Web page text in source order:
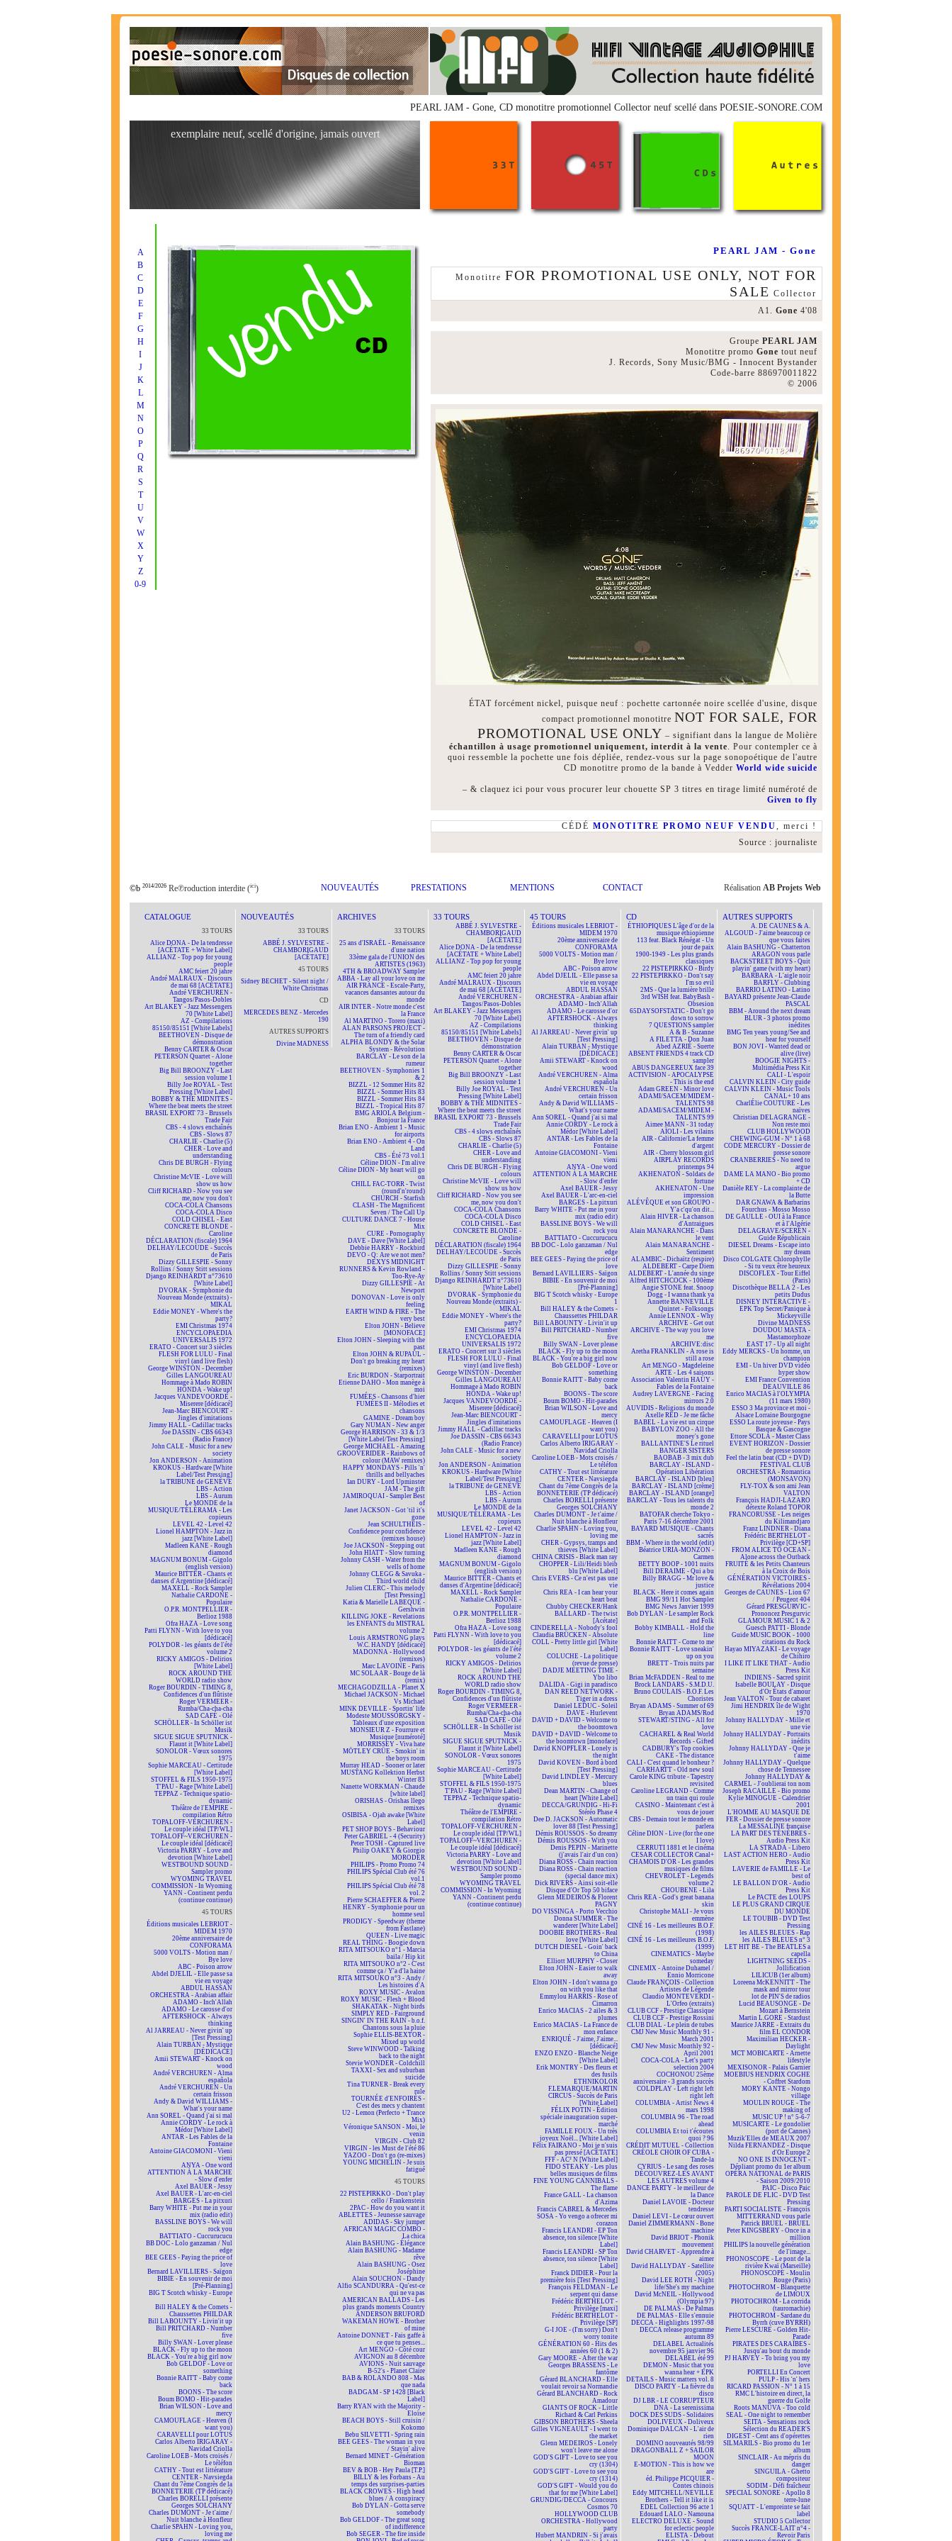
PEARL JAM - Gone, CD monotitre promotionnel Collector neuf scellé dans POESIE-SONORE.COM
exemplaire neuf, scellé d'origine, jamais ouvert
A
B
C
D
E
F
G
H
I
J
K
L
M
N
O
P
Q
R
S
T
U
V
W
X
Y
Z
0-9
PEARL JAM - Gone
Monotitre FOR PROMOTIONAL USE ONLY, NOT FOR
SALE Collector
A1. Gone 4'08
Groupe PEARL JAM
Monotitre promo Gone tout neuf
J. Records, Sony Music/BMG - Innocent Bystander
Code-barre 886970011822
© 2006
ÉTAT forcément nickel, puisque neuf : pochette cartonnée noire scellée d'usine, disque
compact promotionnel monotitre NOT FOR SALE, FOR
PROMOTIONAL USE ONLY – signifiant dans la langue de Molière
échantillon à usage promotionnel uniquement, interdit à la vente. Pour contempler ce à
quoi ressemble la pochette une fois dépliée, rendez-vous sur la page sonopoétique de l'autre
CD monotitre promo de la bande à Vedder World wide suicide
– & claquez ici pour vous procurer leur chouette SP 3 titres en tirage limité numéroté de
Given to fly
CÉDÉ MONOTITRE PROMO NEUF VENDU, merci !
Source : journaliste
©b 2014/2026 Re℗roduction interdite (ici) NOUVEAUTÉS PRESTATIONS MENTIONS CONTACT Réalisation AB Projets Web
CATALOGUE
33 TOURS
Alice DONA - De la tendresse
[ACÉTATE + White Label]
ALLIANZ - Top pop for young
people
AMC feiert 20 jahre
André MALRAUX - Discours
de mai 68 [ACÉTATE]
André VERCHUREN -
Tangos/Pasos-Dobles
Art BLAKEY - Jazz Messengers
70 [White Label]
AZ - Compilations
85150/85151 [White Labels]
BEETHOVEN - Disque de
démonstration
Benny CARTER & Oscar
PETERSON Quartet - Alone
together
Big Bill BROONZY - Last
session volume 1
Billy Joe ROYAL - Test
Pressing [White Label]
BOBBY & THE MIDNITES -
Where the beat meets the street
BRASIL EXPORT 73 - Brussels
Trade Fair
CBS - 4 slows enchaînés
CBS - Slows 87
CHARLIE - Charlie (5)
CHER - Love and
understanding
Chris DE BURGH - Flying
colours
Christine McVIE - Love will
show us how
Cliff RICHARD - Now you see
me, now you don't
COCA-COLA Chansons
COCA-COLA Disco
COLD CHISEL - East
CONCRETE BLONDE -
Caroline
DÉCLARATION (fiscale) 1964
DELHAY/LECOUDE - Succès
de Paris
Dizzy GILLESPIE - Sonny
Rollins / Sonny Stitt sessions
Django REINHARDT n°73610
[White Label]
DVORAK - Symphonie du
Nouveau Monde (extraits) -
MIKAL
Eddie MONEY - Where's the
party?
EMI Christmas 1974
ENCYCLOPAEDIA
UNIVERSALIS 1972
ERATO - Concert sur 3 siècles
FLESH FOR LULU - Final
vinyl (and live flesh)
George WINSTON - December
Gilles LANGOUREAU
Hommage à Mado ROBIN
HONDA - Wake up!
Jacques VANDEVOORDE -
Miserere [dédicacé]
Jean-Marc BIENCOURT -
Jingles d'imitations
Jimmy HALL - Cadillac tracks
Joe DASSIN - CBS 66343
(Radio France)
John CALE - Music for a new
society
Jon ANDERSON - Animation
KROKUS - Hardware [White
Label/Test Pressing]
la TRIBUNE de GENÈVE
LBS - Action
LBS - Aurum
Le MONDE de la
MUSIQUE/TÉLÉRAMA - Les
copieurs
LEVEL 42 - Level 42
Lionel HAMPTON - Jazz in
jazz [White Label]
Madleen KANE - Rough
diamond
MAGNUM BONUM - Gigolo
(english version)
Maurice BITTER - Chants et
danses d'Argentine [dédicacé]
MAXELL - Rock Sampler
Nathalie CARDONE -
Populaire
O.P.R. MONTPELLIER -
Berlioz 1988
Ofra HAZA - Love song
Patti FLYNN - With love to you
[dédicacé]
POLYDOR - les géants de l'été
volume 2
RICKY AMIGOS - Delirios
[White Label]
ROCK AROUND THE
WORLD radio show
Roger BOURDIN - TIMING 8,
Confidences d'un flûtiste
Roger VERMEER -
Rumba/Cha-cha-cha
SAD CAFÉ - Olé
SCHÖLLER - In Schöller ist
Musik
SIGUE SIGUE SPUTNICK -
Flaunt it [White Label]
SONOLOR - Vœux sonores
1975
Sophie MARCEAU - Certitude
[White Label]
STOFFEL & FILS 1950-1975
T'PAU - Rage [White Label]
TEPPAZ - Technique spatio-
dynamic
Théâtre de l'EMPIRE -
compilation Rétro
TOPALOFF-VERCHUREN -
Le couple idéal [TP/WL]
TOPALOFF~VERCHUREN -
Le couple idéal [dédicacé]
Victoria PARRY - Love and
devotion [White Label]
WESTBOUND SOUND -
Sampler promo
WYOMING TRAVEL
COMMISSION - In Wyoming
YANN - Continent perdu
(continue continue)
45 TOURS
Éditions musicales LEBRIOT -
MIDEM 1970
20ème anniversaire de
CONFORAMA
5000 VOLTS - Motion man /
Bye love
ABC - Poison arrow
Abdel DJELIL - Elle passe sa
vie en voyage
ABDUL HASSAN
ORCHESTRA - Arabian affair
ADAMO - Inch'Allah
ADAMO - Le carosse d'or
AFTERSHOCK - Always
thinking
Al JARREAU - Never givin' up
[Test Pressing]
Alain TURBAN - Mystique
[DÉDICACÉ]
Amii STEWART - Knock on
wood
André VERCHUREN - Alma
española
André VERCHUREN - Un
certain frisson
Andy & David WILLIAMS -
What's your name
Ann SOREL - Quand j'ai si mal
Annie CORDY - Le rock à
Médor [White Label]
ANTAR - Les Fables de la
Fontaine
Antoine GIACOMONI - Vieni
vieni
ANYA - One word
ATTENTION À LA MARCHE
- Slow d'enfer
Axel BAUER - Jessy
Axel BAUER - L'arc-en-ciel
BARGES - La pitxuri
Barry WHITE - Put me in your
mix (radio edit)
BASSLINE BOYS - We will
rock you
BATTIATO - Cuccurucucu
BB DOC - Lolo ganzaman / Nul
edge
BEE GEES - Paying the price of
love
Bernard LAVILLIERS - Saïgon
BIBIE - En souvenir de moi
[Pré-Planning]
BIG T Scotch whisky - Europe
1
Bill HALEY & the Comets -
Chaussettes PHILDAR
Bill LABOUNTY - Livin'it up
Bill PRITCHARD - Number
five
Billy SWAN - Lover please
BLACK - Fly up to the moon
BLACK - You're a big girl now
Bob GELDOF - Love or
something
Bonnie RAITT - Baby come
back
BOONS - The score
Boum BOMO - Hit-parades
Brian WILSON - Love and
mercy
CAMOUFLAGE - Heaven (I
want you)
CARAVELLI pour LOTUS
Carlos Alberto IRIGARAY -
Navidad Criolla
Caroline LOEB - Mots croisés /
Le téléfon
CATHY - Tout est littérature
CENTER - Navsiegda
Chant du 7ème Congrès de la
BONNETERIE (TP dédicacé)
Charles BORELLI présente
Georges SOLCHANY
Charles DUMONT - Je t'aime /
Nuit blanche à Honfleur
Charlie SPAHN - Loving you,
loving me
NOUVEAUTÉS
33 TOURS
ABBÉ J. SYLVESTRE -
CHAMBORIGAUD
[ACÉTATE]
45 TOURS
Sidney BECHET - Silent night /
White Christmas
CD
MERCEDES BENZ - Mercedes
190
AUTRES SUPPORTS
Divine MADNESS
ARCHIVES
33 TOURS
25 ans d'ISRAËL - Renaissance
d'une nation
33ème gala de l'UNION des
ARTISTES (1963)
4TH & BROADWAY Sampler
ABBA - Lay all your love on me
AIR FRANCE - Escale-Party,
vacances dansantes autour du
monde
AIR INTER - Notre monde c'est
la France
Al MARTINO - Torero (maxi)
ALAN PARSONS PROJECT -
The turn of a friendly card
ALPHA BLONDY & the Solar
System - Révolution
BARCLAY - Le son de la
rumeur
BEETHOVEN - Symphonies 1
& 2
BIZZL - 12 Sommer Hits 82
BIZZL - Sommer Hits 83
BIZZL - Sommer Hits 84
BIZZL - Tropical Hits 87
BMG ARIOLA Belgium -
Bonjour la France
Brian ENO - Ambient 1 - Music
for airports
Brian ENO - Ambient 4 - On
Land
CBS - Été 73 vol.1
Céline DION - I'm alive
Céline DION - My heart will go
on
CHILL FAC-TORR - Twist
(round'n'round)
CHURCH - Starfish
CLASH - The Magnificent
Seven / The Call Up
CULTURE DANCE 7 - House
Mix
CURE - Pornography
DAVE - Dave [White Label]
Debbie HARRY - Rockbird
DEVO - Q: Are we not men?
DEXYS MIDNIGHT
RUNNERS & Kevin Rowland -
Too-Rye-Ay
Dizzy GILLESPIE - At
Newport
DONOVAN - Love is only
feeling
EARTH WIND & FIRE - The
very best
Elton JOHN - Believe
[MONOFACE]
Elton JOHN - Sleeping with the
past
Elton JOHN & RUPAUL -
Don't go breaking my heart
(remixes)
Eric BURDON - Starportrait
Etienne DAHO - Mon manège à
moi
FUMÉES - Chansons d'hier
FUMÉES II - Mélodies et
chansons
GAMINE - Dream boy
Gary NUMAN - New anger
George HARRISON - 33 & 1/3
[White Label/Test Pressing]
George MICHAEL - Amazing
GROOVERIDER - Rainbows of
colour (MAW remixes)
HAPPY MONDAYS - Pills 'n'
thrills and bellyaches
Ian DURY - Lord Upminster
JAM - The gift
JAMIROQUAI - Sampler Best
of
Janet JACKSON - Got 'til it's
gone
Jean SCHULTHEIS -
Confidence pour confidence
(remixes house)
Joe JACKSON - Stepping out
John HIATT - Slow turning
Johnny CASH - Water from the
wells of home
Johnny CLEGG & Savuka -
Third world child
Julien CLERC - This melody
[Test Pressing]
Katia & Marielle LABEQUE -
Gershwin
KILLING JOKE - Revelations
les ENFANTS du MISTRAL
volume 2
Louis ARMSTRONG plays
W.C. HANDY [dédicacé]
MADONNA - Hollywood
(remixes)
Marc LAVOINE - Paris
MC SOLAAR - Bouge de là
(remix)
MECHAGODZILLA - Planet X
Michael JACKSON - Michael
Vs Michael
MINK DEVILLE - Sportin' life
Modeste MOUSSORGSKY -
Tableaux d'une exposition
MONSIEUR Z - Fourrure et
Musique [numéroté]
MORRISSEY - Viva hate
MÖTLEY CRÜE - Smokin' in
the boys room
Murray HEAD - Sooner or later
MUSTANG Kollektion Herbst
Winter 83
Nanette WORKMAN - Chaude
[white label]
ORISHAS - Orishas llego
remixes
OSIBISA - Ojah awake [White
Label]
PET SHOP BOYS - Behaviour
Peter GABRIEL - 4 (Security)
Peter TOSH - Captured live
Philip OAKEY & Giorgio
MORODER
PHILIPS - Promo Promo 74
PHILIPS Spécial Club été 76
vol.1
PHILIPS Spécial Club été 78
vol. 2
Pierre SCHAEFFER & Pierre
HENRY - Symphonie pour un
homme seul
PRODIGY - Speedway (theme
from Fastlane)
QUEEN - Live magic
REAL THING - Boogie down
RITA MITSOUKO n°1 - Marcia
baila / Hip kit
RITA MITSOUKO n°2 - C'est
comme ça / Y'a d'la haine
RITA MITSOUKO n°3 - Andy /
Les histoires d'A
ROXY MUSIC - Avalon
ROXY MUSIC - Flesh + Blood
SHAKATAK - Night birds
SIMPLY RED - Fairground
SINGIN' IN THE RAIN - b.o.f.
Chantons sous la pluie
Sophie ELLIS-BEXTOR -
Mixed up world
Steve WINWOOD - Talking
back to the night
Stevie WONDER - Coldchill
TAXXI - Sex and suburban
suicide
Tina TURNER - Break every
rule
TOURNÉE d'ENFOIRÉS -
C'est des mecs y chantent
U2 - Lemon (Perfecto + Trance
Mix)
Véronique SANSON - Moi, le
venin
VIRGIN - Club 82
VIRGIN - les Must de l'été 86
YAZOO - Don't go (re-mixes)
YOUNG MICHELIN - Je suis
fatigué
45 TOURS
22 PISTEPIRKKO - Don't play
cello / Frankenstein
2PAC - How do you want it
ABLETTES - Jeunesse sauvage
ADIDAS - Sky jumper
AFRICAN MAGIC COMBO -
La chica
Alain BASHUNG - Élégance
Alain BASHUNG - Madame
rêve
Alain BASHUNG - Osez
Joséphine
Alain SOUCHON - Dandy
Alfio SCANDURRA - Qu'est-ce
qui ne va pas
AMERICAN BALLADS - Les
plus grands moments Country
ANDERSON BRUFORD
WAKEMAN HOWE - Brother
of mine
Antoine DONNET - Fais gaffe à
ce que tu penses...
Art MENGO - Côté cour
AVIGNON au 8 décembre
AVIONS - Nuit sauvage
B-52's - Planet Claire
BAB & ROLANDO 808 - Mas
que nada
BADGAM - SP 1428 [Black
Label]
Barry RYAN with the Majority -
Eloïse
BEACH BOYS - Still cruisin /
Kokomo
Bebu SILVETTI - Spring rain
BEE GEES - The woman in you
/ Stayin' alive
Bernard MINET - Génération
Bioman
BEV & BOB - Hey Paula [T.P.]
BILLY & les Forbans - Au
temps des surprises-parties
BLACK CROWES - High head
blues / A conspiracy
Bob DYLAN - Gotta serve
somebody
Bob GELDOF - The great song
of indifference
Bob SEGER - The fire inside
33 TOURS
ABBÉ J. SYLVESTRE -
CHAMBORIGAUD
[ACÉTATE]
Alice DONA - De la tendresse
[ACÉTATE + White Label]
ALLIANZ - Top pop for young
people
AMC feiert 20 jahre
André MALRAUX - Discours
de mai 68 [ACÉTATE]
André VERCHUREN -
Tangos/Pasos-Dobles
Art BLAKEY - Jazz Messengers
70 [White Label]
AZ - Compilations
85150/85151 [White Labels]
BEETHOVEN - Disque de
démonstration
Benny CARTER & Oscar
PETERSON Quartet - Alone
together
Big Bill BROONZY - Last
session volume 1
Billy Joe ROYAL - Test
Pressing [White Label]
BOBBY & THE MIDNITES -
Where the beat meets the street
BRASIL EXPORT 73 - Brussels
Trade Fair
CBS - 4 slows enchaînés
CBS - Slows 87
CHARLIE - Charlie (5)
CHER - Love and
understanding
Chris DE BURGH - Flying
colours
Christine McVIE - Love will
show us how
Cliff RICHARD - Now you see
me, now you don't
COCA-COLA Chansons
COCA-COLA Disco
COLD CHISEL - East
CONCRETE BLONDE -
Caroline
DÉCLARATION (fiscale) 1964
DELHAY/LECOUDE - Succès
de Paris
Dizzy GILLESPIE - Sonny
Rollins / Sonny Stitt sessions
Django REINHARDT n°73610
[White Label]
DVORAK - Symphonie du
Nouveau Monde (extraits) -
MIKAL
Eddie MONEY - Where's the
party?
EMI Christmas 1974
ENCYCLOPAEDIA
UNIVERSALIS 1972
ERATO - Concert sur 3 siècles
FLESH FOR LULU - Final
vinyl (and live flesh)
George WINSTON - December
Gilles LANGOUREAU
Hommage à Mado ROBIN
HONDA - Wake up!
Jacques VANDEVOORDE -
Miserere [dédicacé]
Jean-Marc BIENCOURT -
Jingles d'imitations
Jimmy HALL - Cadillac tracks
Joe DASSIN - CBS 66343
(Radio France)
John CALE - Music for a new
society
Jon ANDERSON - Animation
KROKUS - Hardware [White
Label/Test Pressing]
la TRIBUNE de GENÈVE
LBS - Action
LBS - Aurum
Le MONDE de la
MUSIQUE/TÉLÉRAMA - Les
copieurs
LEVEL 42 - Level 42
Lionel HAMPTON - Jazz in
jazz [White Label]
Madleen KANE - Rough
diamond
MAGNUM BONUM - Gigolo
(english version)
Maurice BITTER - Chants et
danses d'Argentine [dédicacé]
MAXELL - Rock Sampler
Nathalie CARDONE -
Populaire
O.P.R. MONTPELLIER -
Berlioz 1988
Ofra HAZA - Love song
Patti FLYNN - With love to you
[dédicacé]
POLYDOR - les géants de l'été
volume 2
RICKY AMIGOS - Delirios
[White Label]
ROCK AROUND THE
WORLD radio show
Roger BOURDIN - TIMING 8,
Confidences d'un flûtiste
Roger VERMEER -
Rumba/Cha-cha-cha
SAD CAFÉ - Olé
SCHÖLLER - In Schöller ist
Musik
SIGUE SIGUE SPUTNICK -
Flaunt it [White Label]
SONOLOR - Vœux sonores
1975
Sophie MARCEAU - Certitude
[White Label]
STOFFEL & FILS 1950-1975
T'PAU - Rage [White Label]
TEPPAZ - Technique spatio-
dynamic
Théâtre de l'EMPIRE -
compilation Rétro
TOPALOFF-VERCHUREN -
Le couple idéal [TP/WL]
TOPALOFF~VERCHUREN -
Le couple idéal [dédicacé]
Victoria PARRY - Love and
devotion [White Label]
WESTBOUND SOUND -
Sampler promo
WYOMING TRAVEL
COMMISSION - In Wyoming
YANN - Continent perdu
(continue continue)
45 TOURS
Éditions musicales LEBRIOT -
MIDEM 1970
20ème anniversaire de
CONFORAMA
5000 VOLTS - Motion man /
Bye love
ABC - Poison arrow
Abdel DJELIL - Elle passe sa
vie en voyage
ABDUL HASSAN
ORCHESTRA - Arabian affair
ADAMO - Inch'Allah
ADAMO - Le carosse d'or
AFTERSHOCK - Always
thinking
Al JARREAU - Never givin' up
[Test Pressing]
Alain TURBAN - Mystique
[DÉDICACÉ]
Amii STEWART - Knock on
wood
André VERCHUREN - Alma
española
André VERCHUREN - Un
certain frisson
Andy & David WILLIAMS -
What's your name
Ann SOREL - Quand j'ai si mal
Annie CORDY - Le rock à
Médor [White Label]
ANTAR - Les Fables de la
Fontaine
Antoine GIACOMONI - Vieni
vieni
ANYA - One word
ATTENTION À LA MARCHE
- Slow d'enfer
Axel BAUER - Jessy
Axel BAUER - L'arc-en-ciel
BARGES - La pitxuri
Barry WHITE - Put me in your
mix (radio edit)
BASSLINE BOYS - We will
rock you
BATTIATO - Cuccurucucu
BB DOC - Lolo ganzaman / Nul
edge
BEE GEES - Paying the price of
love
Bernard LAVILLIERS - Saïgon
BIBIE - En souvenir de moi
[Pré-Planning]
BIG T Scotch whisky - Europe
1
Bill HALEY & the Comets -
Chaussettes PHILDAR
Bill LABOUNTY - Livin'it up
Bill PRITCHARD - Number
five
Billy SWAN - Lover please
BLACK - Fly up to the moon
BLACK - You're a big girl now
Bob GELDOF - Love or
something
Bonnie RAITT - Baby come
back
BOONS - The score
Boum BOMO - Hit-parades
Brian WILSON - Love and
mercy
CAMOUFLAGE - Heaven (I
want you)
CARAVELLI pour LOTUS
Carlos Alberto IRIGARAY -
Navidad Criolla
Caroline LOEB - Mots croisés /
Le téléfon
CATHY - Tout est littérature
CENTER - Navsiegda
Chant du 7ème Congrès de la
BONNETERIE (TP dédicacé)
Charles BORELLI présente
Georges SOLCHANY
Charles DUMONT - Je t'aime /
Nuit blanche à Honfleur
Charlie SPAHN - Loving you,
loving me
CHER - Gypsys, tramps and
thieves [White Label]
CHINA CRISIS - Black man ray
CHOPPER - Lili/Heidi bleib
blu [White Label]
Chris EVERS - Ce n'est pas une
vie
Chris REA - I can hear your
heart beat
Chubby CHECKER/Hank
BALLARD - The twist
[Acétate]
CINDERELLA - Nobody's fool
Claudia BRÜCKEN - Absolute
COLL - Pretty little girl [White
Label]
COLUCHE - La politique
(revue de presse)
DADJE MEETING TIME -
Ybo libo
DALIDA - Gigi in paradisco
DAN REED NETWORK -
Tiger in a dress
Daniel LEDUC - Soleil
DAVE - Hurlevent
DAVID + DAVID - Welcome to
the boomtown
DAVID + DAVID - Welcome to
the boomtown [monoface]
David KNOPFLER - Lonely is
the night
David KOVEN - Bord à bord
[Test Pressing]
David LINDLEY - Mercury
blues
Dean MARTIN - Change of
heart [White Label]
DECCA/GRUNDIG - Hi-Fi
Stéréo Phase 4
Dee D. JACKSON - Automatic
lover 88 [Test Pressing]
Démis ROUSSOS - So dreamy
Démis ROUSSOS - With you
Denis PEPIN - Marinette
(j'avais l'air d'un con)
Diana ROSS - Chain reaction
Diana ROSS - Chain reaction
(special dance mix)
Dick RIVERS - Ainsi soit-elle
Disque d'Or Top 50 biface
Glenn MEDEIROS & Florent
PAGNY
DO VISSINGA - Porto Vecchio
Donna SUMMER - The
wanderer [White Label]
DOOBIE BROTHERS - Real
love [White Label]
DUTCH DIESEL - Goin' back
to China
Elliott MURPHY - Closer
Elton JOHN - Easier to walk
away
Elton JOHN - I don't wanna go
on with you like that
Emmylou HARRIS - Rose of
Cimarron
Enrico MACIAS - 2 ailes & 3
plumes
Enrico MACIAS - La France de
mon enfance
ENRIQUÉ - J'aime, J'aime...
[dédicacé]
ENZO ENZO - Blanche Neige
[White Label]
Erik MONTRY - Des fleurs et
des fusils
ETHNIKOLOR
F.LEMARQUE/MARTIN
CIRCUS - Succès de Paris
[White Label]
FÉLIX POTIN - Édition
spéciale inauguration super-
marché
FAMILLE FOUX - Un très
joyeux Noël... [White Label]
Félix FAIRANO - Moi je n'suis
pas pressé [ACÉTATE]
FFF - AC² N [White Label]
FIDO STEAKY - Les plus
belles musiques de films
FINE YOUNG CANNIBALS -
The flame
France GALL - La chanson
d'Azima
Francis CABREL & Mercedes
SOSA - Yo vengo a ofrecer mi
corazon
Francis LEANDRI - EP Ton
absence, ton silence [White
Label]
Francis LEANDRI - SP Ton
absence, ton silence [White
Label]
Franck DIDIER - Pour la
première fois [Test Pressing]
François FELDMAN - Le
serpent qui danse
Frédéric BERTHELOT -
Privilège [maxi]
Frédéric BERTHELOT -
Privilège [SP]
G-I JOE - (I'm sorry) Don't
worry tonite
GÉNÉRATION 60 - Hits des
années 60 (1 & 2)
Gary MOORE - After the war
Georges BRASSENS - Le
fantôme
Gérard BLANCHARD - Elle
voulait revoir sa Normandie
Gérard BLANCHARD - Rock
Amadour
GIANTS OF ROCK - Little
Richard & Carl Perkins
GIBSON BROTHERS - Sheela
Gilles VIGNEAULT - I went to
the market
Glenn MEDEIROS - Lonely
won't leave me alone
GOD'S GIFT - Love to see you
cry (1304)
GOD'S GIFT - Love to see you
cry (1314)
GOD'S GIFT - Would you do
that for me [White Label]
GRUNDIG/DECCA - Concours
Cosmos 70
HOLLYWOOD CLUB
ORCHESTRA - Hollywood
party
Hubert MANDRIN - Si j'avais
CD
ÉTHIOPIQUES L'âge d'or de la
musique éthiopienne
113 feat. Black Rénégat - Un
jour de paix
1900-1949 - Les plus grands
classiques
22 PISTEPIRKKO - Birdy
22 PISTEPIRKKO - Don't say
I'm so evil
2MS - Que la lumière brille
3rd WISH feat. BabyBash -
Obsesion
65DAYSOFSTATIC - Don't go
down to sorrow
7 QUESTIONS sampler
A & B - Suzanne
A FILETTA - Don Juan
Abed AZRIÉ - Suerte
ABSENT FRIENDS 4 track CD
sampler
ABUS DANGEREUX face 39
ACTIVISION - APOCALYPSE
- This is the end
Adam GREEN - Minor love
ADAMI/SACEM/MIDEM -
TALENTS 98
ADAMI/SACEM/MIDEM -
TALENTS 99
Aimee MANN - 31 today
AÏOLI - Les vilains
AIR - Californie/La femme
d'argent
AIR - Cherry blossom girl
AIRPLAY RECORDS
printemps 94
AKHENATON - Soldats de
fortune
AKHENATON - Une
impression
ALÉVÊQUE et son GROUPO -
Y'a c'qu'on dit...
Alain HIVER - La chanson
d'Antraigues
Alain MANARANCHE - Dans
le vent
Alain MANARANCHE -
Sentiment
ALAMBIC - Dichaïtz (respire)
ALDEBERT - Carpe Diem
ALDEBERT - L'année du singe
Alfred HITCHCOCK - 100ème
Angie STONE feat. Snoop
Dogg - I wanna thank ya
Annette BANNEVILLE
Quintet - Folksongs
Annie LENNOX - Why
ARCHIVE - Get out
ARCHIVE - The way you love
me
ARCHIVE:disc
Aretha FRANKLIN - A rose is
still a rose
Art MENGO - Magdeleine
ARTE - Les 4 saisons
Association Valentin HAÜY -
Fables de la Fontaine
Audrey LAVERGNE - Facing
mirrors 2.0
AUVIDIS - Religions du monde
Axelle RED - Je me fâche
BABEL - La vie est un cirque
BABYLON ZOO - All the
money's gone
BALLANTINE'S Le rituel
BANGER SISTERS
BAOBAB - 3 mix dub
BARCLAY - ISLAND -
Opération Libération
BARCLAY - ISLAND [bleu]
BARCLAY - ISLAND [crème]
BARCLAY - ISLAND [orange]
BARCLAY - Tous les talents du
monde 2
BATOFAR cherche Tokyo -
Paris 7-16 décembre 2001
BAYARD MUSIQUE - Chants
sacrés
BBM - Where in the world (edit)
Béatrice URIA-MONZON -
Carmen
BETTY BOOP - 1001 nuits
Bill DERAIME - Qui a bu
Billy BRAGG - Mr love &
justice
BLACK - Here it comes again
BMG 99/11 Hot Sampler
BMG News Janvier 1999
Bob DYLAN - Le sampler Rock
and Folk
Bobby KIMBALL - Hold the
line
Bonnie RAITT - Come to me
Bonnie RAITT - Love sneakin'
up on you
BRETT - Trois nuits par
semaine
Brian McFADDEN - Real to me
Brock LANDARS - S.M.D.U.
Bruno COULAIS - B.O.F. Les
Choristes
Bryan ADAMS - Summer of 69
Bryan ADAMS/Rod
STEWART/STING - All for
love
CACHAREL & Real World
Records - Gifted
CADBURY's Top cookies
CAKE - The distance
CALI - C'est quand le bonheur ?
CARHARTT - Old new soul
Carole KING tribute - Tapestry
revisited
Caroline LEGRAND - Comme
un train qui roule
CASINO - Maintenant c'est à
vous de jouer
CBS - Demain tout le monde en
parlera
Céline DION - Live (for the one
I love)
CERRUTI 1881 et le cinéma
CESAR COLLECTOR Canal+
CHAMOIS D'OR - Les grandes
musiques de films
CHEVROLET - Legends
volume 2
CHOUBENE - Lila
Chris REA - God's great banana
skin
Christophe MALI - Je vous
emmène
CINÉ 16 - Les meilleures B.O.F.
(1998)
CINÉ 16 - Les meilleures B.O.F.
(1999)
CINEMATICS - Maybe
someday
CINEMIX - Antoine Duhamel /
Ennio Morricone
Claude FRANÇOIS - Collection
Artistes de Légende
Claudio MONTEVERDI -
L'Orfeo (extraits)
CLUB CCF - Prestige Classique
CLUB CCF - Prestige Rossini
CLUB DIAL - Le plein de tubes
CMJ New Music Monthly 91 -
March 2001
CMJ New Music Monthly 92 -
April 2001
COCA-COLA - Let's party
selection 2004
COCHONOU 25ème
anniversaire - 3 grands succès
COLDPLAY - Left right left
right left
COLUMBIA - Artist News 4
mars 1998
COLUMBIA 96 - The road
ahead
COLUMBIA Et toi t'écoutes
quoi ? 96
CRÉDIT MUTUEL - Collection
CRÉOLE CHOIR OF CUBA -
Tande-la
CYRIUS - Le sang des roses
DÉCOUVREZ-LES AVANT
LES AUTRES volume 4
DANCE PARTY - le meilleur de
la Dance
Daniel LAVOIE - Docteur
tendresse
Daniel LEVI - Le cœur ouvert
Daniel ZIMMERMANN - Bone
machine
David BRIOT - Phonik
mouvement
David CHARVET - Apprendre à
aimer
David HALLYDAY - Satellite
(2005)
David LEE ROTH - Night
life/She's my machine
David McNEIL - Hollywood
(Olympia 97)
DE PALMAS - De Palmas
DE PALMAS - Elle s'ennuie
DECCA - Highlights 1997-98
DECCA release programme
autumn 89
DELABEL Actualités
novembre 95 janvier 96
DELABEL été 99
DEMON - Music that you
wanna hear + EPK
DETAILS - Music matters vol. 8
DISCO PARTY - La fièvre du
disco
DJ LBR - LE CORRUPTEUR
DNA - La serenissima
DOCK DES SUDS - Solidaires
DOLIVEUX - Doliveux
Dominique DALCAN - L'air de
rien
DOMINO nouveautés 98/99
DRAGONBALL Z + SAILOR
MOON
E-MOTION - This is how we
are
éd. Philippe PICQUIER -
Contes chinois
Eddy MITCHELL/NEVILLE
Brothers - Tell it like it is
EDEL Collection 96 acte 1
Edouard LALO - Namouna
ELECTRO DELUXE - Sound
for eclectic people
ELISTA - Debout
AUTRES SUPPORTS
A. DE CAUNES & A.
ALGOUD - J'aime beaucoup ce
que vous faites
Alain BASHUNG - Chatterton
ARAGON vous parle
BACKSTREET BOYS - Quit
playin' game (with my heart)
BARBARA - L'aigle noir
BARFLY - Clubbing
BARRIO LATINO - Latino
BAYARD présente Jean-Claude
PASCAL
BBM - Around the next dream
BLUR - 3 photos promo
inédites
BMG Ten years young/See and
hear for yourself
BON JOVI - Wanted dead or
alive (live)
BOOGIE NIGHTS -
Multimédia Press Kit
CALI - L'espoir
CALVIN KLEIN - City guide
CALVIN KLEIN - Music Tools
CANAL+ 10 ans
CharlÉlie COUTURE - Les
naïves
Christian DELAGRANGE -
Non reste moi
CLUB HOLLYWOOD
CHEWING-GUM - N° 1 à 68
CODE MERCURY - Dossier de
presse sonore
CRANBERRIES - No need to
argue
DAME LA MANO - Bio promo
+ CD
Danièle REY - La complainte de
la Butte
DAR GNAWA & Barbarins
Fourchus - Mosso Mosso
DE GAULLE - OUI à la France
et à l'Algérie
DELAGRAVE/SCEREN -
Guide Républicain
DIESEL Dreams - Escape into
my dream
Disco COLGATE Chlorophylle
- Si tu veux être heureux
DISCOFLEX - Tour Eiffel
(Paris)
Discothèque BELLA 2 - Les
petits Dudus
DISNEY INTERACTIVE -
EPK Top Secret/Panique à
Mickeyville
Divine MADNESS
DOUDOU MASTA -
Mastamorphoze
EAST 17 - Up all night
Eddy MERCKS - Un homme, un
champion
EMI - Un hiver DVD vidéo
hyper show
EMI France Convention
DEAUVILLE 86
Enrico MACIAS à l'OLYMPIA
(11 mars 1980)
ESSO 3 Ma province et moi -
Alsace Lorraine Bourgogne
ESSO La route joyeuse - Pays
Basque & Gascogne
Ettore SCOLA - Master Class
EVENT HORIZON - Dossier
de presse sonore
Feel the latin beat (CD + DVD)
FESTIVAL CLUB
ORCHESTRA - Romantica
(MONSAVON)
FLY-TOX & son ami Jean
VALTON
François HADJI-LAZARO
détexte Roland TOPOR
FRANCORUSSE - Les neiges
du Kilimandjaro
Franz LINDNER - Diana
Frédéric BERTHELOT -
Privilège [CD+SP]
FROM ALICE TO OCEAN -
Alone across the Outback
FRUITÉ & les Petits Chanteurs
à la Croix de Bois
GÉNÉRATION VICTOIRES -
Révélations 2004
Georges de CAUNES - Lion 67
/ Peugeot 404
Gérard PRESGURVIC -
Prononcez Presgurvic
GLAMOUR MUSIC 1 & 2
Guesch PATTI - Blonde
Guide MUSIC BOOK - 1000
citations du Rock
Hayao MIYAZAKI - Le voyage
de Chihiro
I LIKE IT LIKE THAT - Audio
Press Kit
INDIENS - Sacred spirit
Isabelle BOULAY - Disque
d'Or États d'amour
Jean VALTON - Tour de cabaret
Jimi HENDRIX île de Wight
1970
Johnny HALLYDAY - Mille et
une vie
Johnny HALLYDAY - Portraits
inédits
Johnny HALLYDAY - Que je
t'aime
Johnny HALLYDAY - Quelque
chose de Tennessee
Johnny HALLYDAY &
CARMEL - J'oublierai ton nom
Joseph RACAILLE - Bio promo
Kylie MINOGUE - Calendrier
2001
L'HOMME AU MASQUE DE
FER - Dossier de presse sonore
La MESSALINE française
LA PART DES TÉNÈBRES -
Audio Press Kit
LA STRADA - Libero
LAST ACTION HERO - Audio
Press Kit
LAVERIE de FAMILLE - Le
best of
LE BALLON D'OR - Audio
Press Kit
Le PACTE des LOUPS
LE PLUS GRAND CIRQUE
DU MONDE
LE TOUBIB - DVD Test
Pressing
les AILES BLEUES - Rap
les AILES BLEUES n° 3
LET HIT BE - The BEATLES a
capella
LIGHTNING SEEDS -
Jollification
LILICUB (1er album)
Loreena McKENNITT - The
mask and mirror tour
lot de PIN'S de radios
Lucid BEAUSONGE - De
Mozart à Bernstein
Martin L.GORE - Stardust
Maurice JARRE - Extraits du
film EL CONDOR
Maximilian HECKER -
Daylight
MCT MOBICARTE - Arnette
lifestyle
MEXISONOR - Palais Garnier
MOEBIUS HENDRIX COGHE
- Coffret Stardom
MORY KANTE - Nongo
village
MOULIN ROUGE - The
making of
MUSIC UP ! n° 5-6-7
MUSICARTE - Le gondolier
(port de Cannes)
Muzik'Elles de MEAUX 2007
Nilda FERNANDEZ - Disque
d'Or Europe 2
NO ONE IS INNOCENT -
Dépliant promo du 1er album
OPÉRA NATIONAL de PARIS
- Saison 2009/2010
PAIC - Disco Paic
PAROLE DE FLIC - DVD Test
Pressing
PARTI SOCIALISTE - François
MITTERRAND vous parle
Patrick BRUEL - BRUEL
Peter KINGSBERY - Once in a
million
PHILIPS la nouvelle génération
de l'image...
PHONOSCOPE - Le pont de la
rivière Kwaï (Marseille)
PHONOSCOPE - Moulin
Rouge (Paris)
PHOTOCHROM - Blanquette
de LIMOUX
PHOTOCHROM - La corrida
(tauromachie)
PHOTOCHROM - Sardane du
Byrrh (cuve BYRRH)
Pierre LESCURE - Golden Hit-
Parade
PIRATES DES CARAÏBES -
Jusqu'au bout du monde
PJ HARVEY - To bring you my
love
PORTELLI En Concert
PULP - His 'n' hers
RICARD PASSION - N° 1 à 15
RMC L'histoire en direct, la
guerre du Golfe
Roots MANUVA - Too cold
SEAL - One night to remember
SEITA - Sensations rock
Sélection du READER'S
DIGEST - Cent ans d'opérettes
SILMARILS - Bio promo du 1er
album
SINCLAIR - Au mépris du
danger
SINGUILA - Ghetto
compositeur
SODIM - Défi fraîcheur
SPECIAL SONORE - Apollo 8
terre-lune
SQUATT - L'empreinte se fait
label
STUDIO 5 Collector
Succès FRANCE-LAIT n°4 -
Revoir Paris